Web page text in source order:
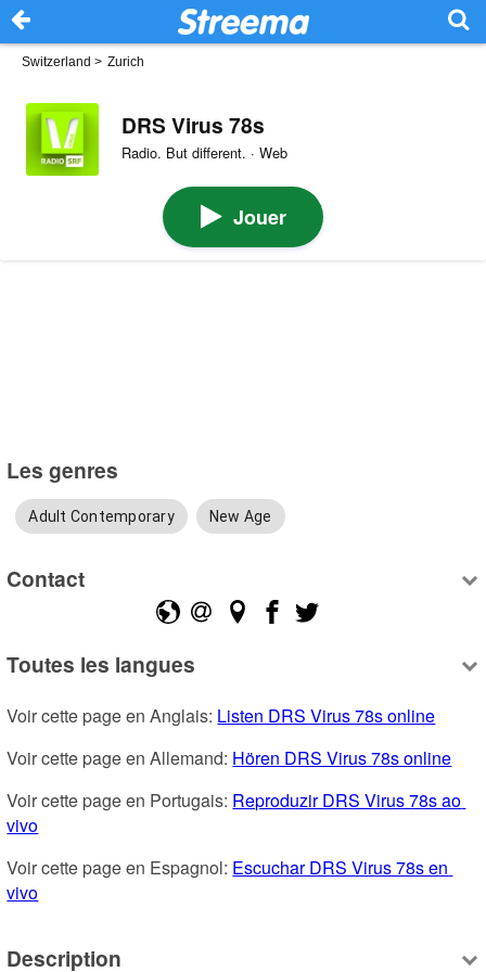
Switzerland > Zurich
DRS Virus 78s
Radio. But different. · Web
Jouer
Les genres
Adult Contemporary New Age
Contact
Toutes les langues
Voir cette page en Anglais: Listen DRS Virus 78s online
Voir cette page en Allemand: Hören DRS Virus 78s online
Voir cette page en Portugais: Reproduzir DRS Virus 78s ao
vivo
Voir cette page en Espagnol: Escuchar DRS Virus 78s en
vivo
Description